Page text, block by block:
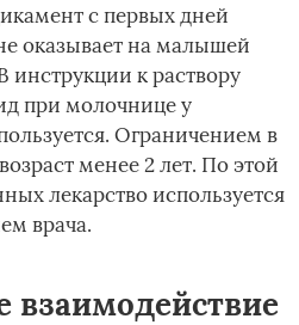
с первых дней
оказывает на малышей
инструкции к раствору
при молочнице у
Ограничением в
менее 2 лет. По этой
лекарство используется
врача.
взаимодействие